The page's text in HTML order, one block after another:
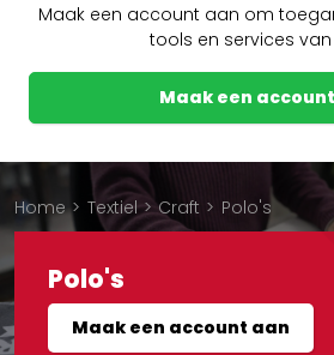
Maak een account aan om
tools en services van
Maak een
Home > Textiel > Craft > Polo's
Polo's
Maak een account aan